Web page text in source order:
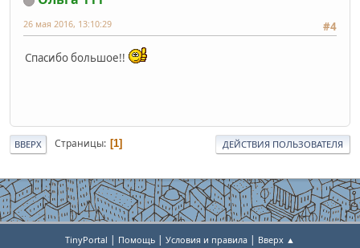
#4
26 мая 2016, 13:10:29
Спасибо большое!!
ВВЕРХ Страницы 1 ДЕЙСТВИЯ ПОЛЬЗОВАТЕЛЯ
TinyPortal | Помощь | Условия и правила | Вверх ▲